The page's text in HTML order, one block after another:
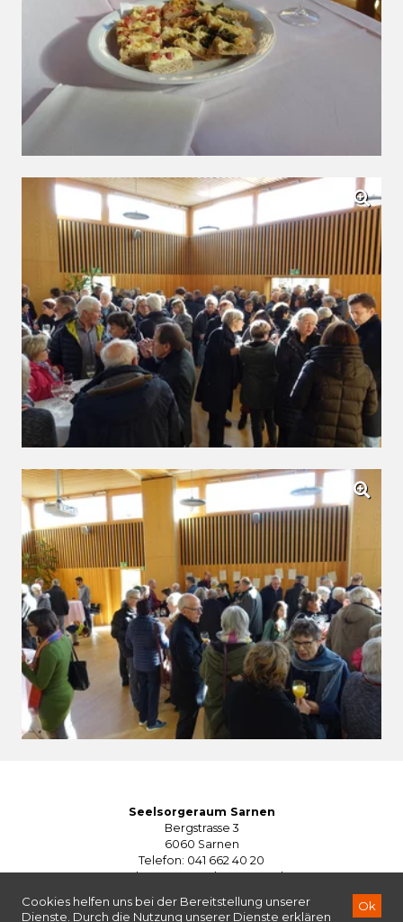
Seelsorgeraum Sarnen
Bergstrasse 3
6060 Sarnen
Telefon: 041 662 40 20
seelsorgeraum@kg-sarnen.ch